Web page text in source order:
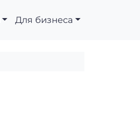
Для бизнеса